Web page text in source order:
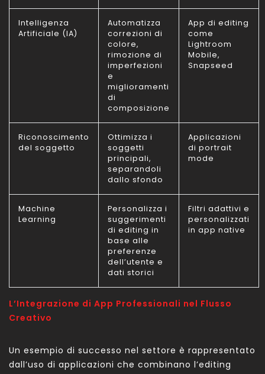
Intelligenza
Artificiale (IA)
Automatizza
correzioni di
colore,
rimozione di
imperfezioni
e
miglioramenti
di
composizione
App di editing
come
Lightroom
Mobile,
Snapseed
Riconoscimento
del soggetto
Ottimizza i
soggetti
principali,
separandoli
dallo sfondo
Applicazioni
di portrait
mode
Machine
Learning
Personalizza i
suggerimenti
di editing in
base alle
preferenze
dell’utente e
dati storici
Filtri adattivi e
personalizzati
in app native
L’Integrazione di App Professionali nel Flusso
Creativo
Un esempio di successo nel settore è rappresentato
dall’uso di applicazioni che combinano l’editing